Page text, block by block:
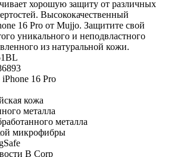
хорошую защиту от различных
Высококачественный
16 Pro от Mujjo. Защитите свой
уникального и неподвластного
из натуральной кожи.
16 Pro
кожа
металла
металла
микрофибры
B Corp